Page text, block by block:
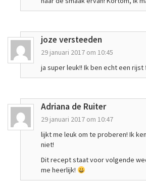
joze versteeden
29 januari 2017 om 10:45
ja super leuk!! Ik ben echt een rijst
Adriana de Ruiter
29 januari 2017 om 10:47
lijkt me leuk om te proberen! Ik
niet!
Dit recept staat voor volgende
me heerlijk!